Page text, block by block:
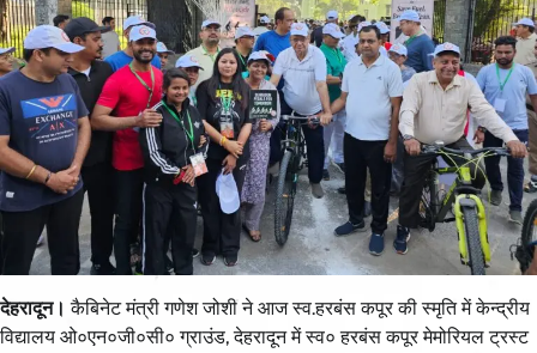
देहरादून। कैबिनेट मंत्री गणेश जोशी ने आज स्व.हरबंस कपूर की स्मृति में केन्द्रीय
विद्यालय ओ०एन०जी०सी० ग्राउंड, देहरादून में स्व० हरबंस कपूर मेमोरियल ट्रस्ट